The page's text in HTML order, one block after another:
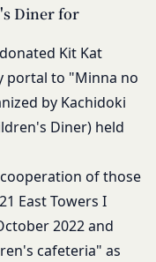
Diner for
Kit Kat
portal to "Minna no
by Kachidoki
Diner) held
of those
East Towers I
2022 and
cafeteria" as
る際、直接当社
スを提供してい
供した情報を、
す。お客様のサ
交流に関する情
る情報
およびその他
よりお客様が提
ことがありま
用に関する権利
の他の者とを識
ます。
、本サービスと
ビス」といいま
サービスの利用